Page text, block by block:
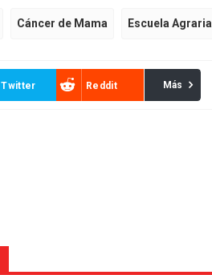
Cáncer de Mama Escuela
Twitter Reddit Más